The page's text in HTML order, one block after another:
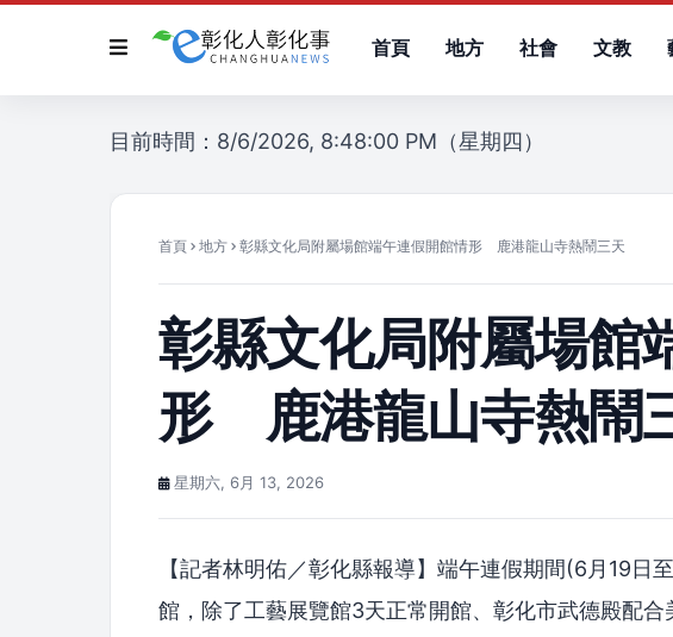
首頁 地方 社會 文教
目前時間：8/6/2026, 8:48:00 PM（星期四）
首頁 地方 彰縣文化局附屬場館端午連假開館情形 鹿港龍山寺熱鬧三天
彰縣文化局附屬場館
形 鹿港龍山寺熱鬧
星期六, 6月 13, 2026
【記者林明佑／彰化縣報導】端午連假期間(6月19日
館，除了工藝展覽館3天正常開館、彰化市武德殿配